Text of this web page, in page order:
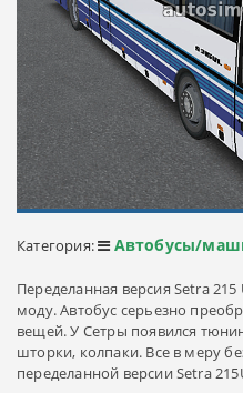
Категория: Автобусы/
Переделанная версия Setra
моду. Автобус серьезно
вещей. У Сетры появился
шторки, колпаки. Все в меру
переделанной версии Setra